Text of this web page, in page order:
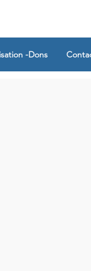
-Dons